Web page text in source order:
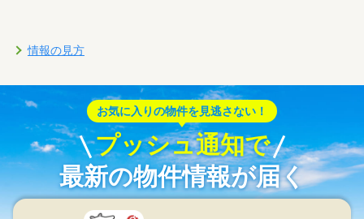
情報の見方
お気に入りの物件を見逃さない！
プッシュ通知で
最新の物件情報が届く